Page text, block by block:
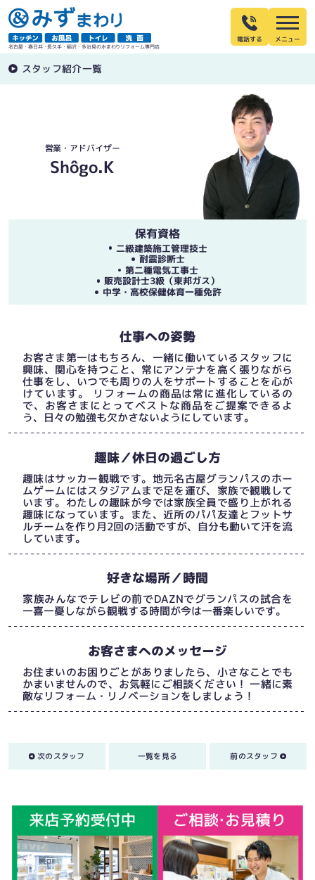
名古屋・春日井・長久手・稲沢・多治見の水まわりリフォーム専門店
電話する
スタッフ紹介一覧
営業・アドバイザー
Shôgo.K
保有資格
二級建築施工管理技士
耐震診断士
第二種電気工事士
販売設計士3級（東邦ガス）
中学・高校保健体育一種免許
仕事への姿勢
お客さま第一はもちろん、一緒に働いているスタッフに
興味、関心を持つこと、常にアンテナを高く張りながら
仕事をし、いつでも周りの人をサポートすることを心が
けています。 リフォームの商品は常に進化しているの
で、お客さまにとってベストな商品をご提案できるよ
う、日々の勉強も欠かさないようにしています。
趣味／休日の過ごし方
趣味はサッカー観戦です。地元名古屋グランパスのホー
ムゲームにはスタジアムまで足を運び、家族で観戦して
います。わたしの趣味が今では家族全員で盛り上がれる
趣味になっています。また、近所のパパ友達とフットサ
ルチームを作り月2回の活動ですが、自分も動いて汗を流
しています。
好きな場所／時間
家族みんなでテレビの前でDAZNでグランパスの試合を
一喜一憂しながら観戦する時間が今は一番楽しいです。
お客さまへのメッセージ
お住まいのお困りごとがありましたら、小さなことでも
かまいませんので、お気軽にご相談ください！ 一緒に素
敵なリフォーム・リノベーションをしましょう！
次のスタッフ 一覧を見る 前のスタッフ